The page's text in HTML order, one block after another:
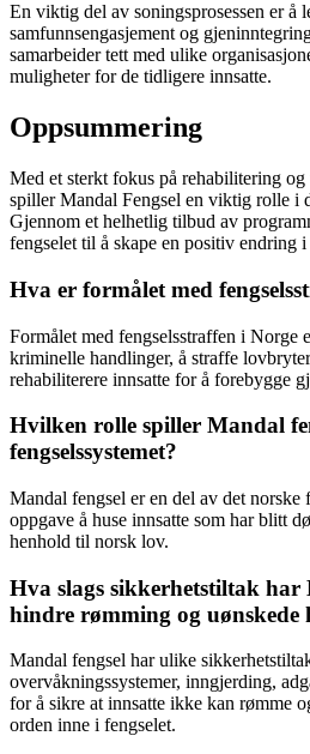
En viktig del av soningsprosessen er å
samfunnsengasjement og
samarbeider tett med ulike
muligheter for de tidligere innsatte.
Oppsummering
Med et sterkt fokus på rehabilitering
spiller Mandal Fengsel en viktig rolle i
Gjennom et helhetlig tilbud av
fengselet til å skape en positiv endring
Hva er formålet med
Formålet med fengselsstraffen i Norge
kriminelle handlinger, å straffe
rehabiliterere innsatte for å forebygge
Hvilken rolle spiller Mandal
fengselssystemet?
Mandal fengsel er en del av det norske
oppgave å huse innsatte som har blitt
henhold til norsk lov.
Hva slags sikkerhetstiltak har
hindre rømming og uønskede
Mandal fengsel har ulike
overvåkningssystemer, inngjerding,
for å sikre at innsatte ikke kan rømme
orden inne i fengselet.